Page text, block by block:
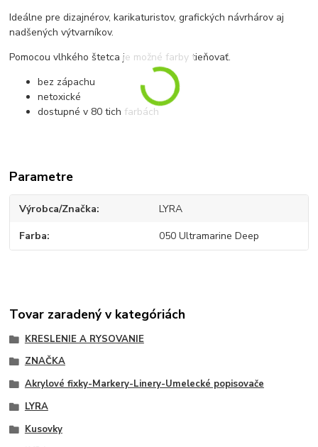
Ideálne pre dizajnérov, karikaturistov, grafických návrhárov aj
nadšených výtvarníkov.
Pomocou vlhkého štetca je možné farby tieňovať.
bez zápachu
netoxické
dostupné v 80 tich farbách
Parametre
Výrobca/Značka LYRA
Farba 050 Ultramarine Deep
Tovar zaradený v kategóriách
KRESLENIE A RYSOVANIE
ZNAČKA
Akrylové fixky-Markery-Linery-Umelecké popisovače
LYRA
Kusovky